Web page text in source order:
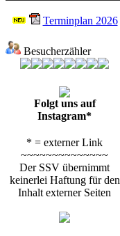
Terminplan 2026
Besucherzähler
Folgt uns auf
Instagram*
* = externer Link
~~~~~~~~~~~~~~
Der SSV übernimmt
keinerlei Haftung für den
Inhalt externer Seiten